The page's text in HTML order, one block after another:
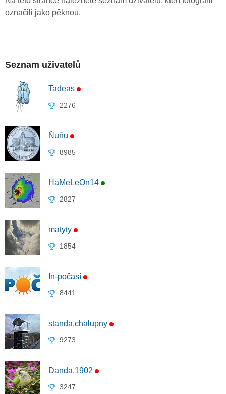
označili jako pěknou.
Seznam uživatelů
Tadeas
2276
Ňuňu
8985
HaMeLeOn14
2827
matyty
1854
In-počasí
8441
standa.chalupny
9273
Danda.1902
3247